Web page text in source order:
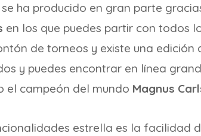
ha producido en gran parte
en los que puedes partir con todos
de torneos y existe una edición
y puedes encontrar en línea
el campeón del mundo Magnus
estrella es la facilidad